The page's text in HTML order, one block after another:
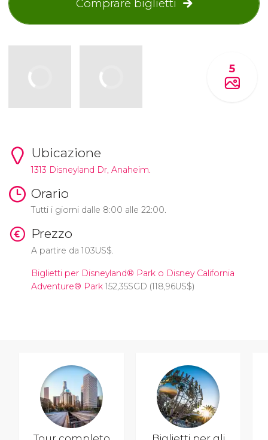
Comprare biglietti
5
Ubicazione
1313 Disneyland Dr, Anaheim.
Orario
Tutti i giorni dalle 8:00 alle 22:00.
Prezzo
A partire da 103US$.
Biglietti per Disneyland® Park o Disney California
Adventure® Park152,35SGD (118,96US$)